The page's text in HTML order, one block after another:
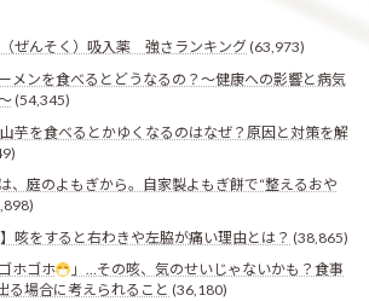
（ぜんそく）吸入薬 強さランキング(63,973)
メンを食べるとどうなるの？〜健康への影響と病気
(54,345)
山芋を食べるとかゆくなるのはなぜ？原因と対策を解
、庭のよもぎから。自家製よもぎ餅で“整えるおや
咳をすると右わきや左脇が痛い理由とは？ (38,865)
ホゴホ
」…その咳、気のせいじゃないかも？食事
る場合に考えられること (36,180)